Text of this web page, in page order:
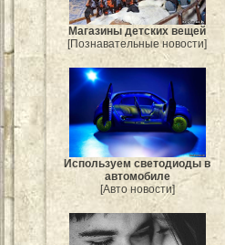
Магазины детских вещей
[Познавательные новости]
Используем светодиоды в
автомобиле
[Авто новости]